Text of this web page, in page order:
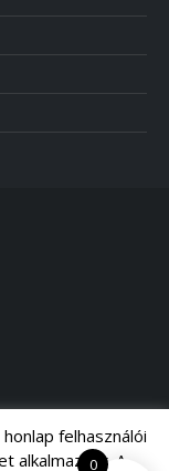
felhasználói
alkalmazunk. A
0